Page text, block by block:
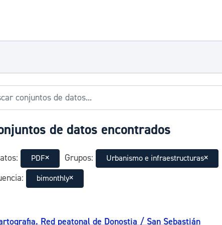
de datos encontrados
PDF Grupos: Urbanismo e infraestructuras
bimonthly
Red peatonal de Donostia / San Sebastián